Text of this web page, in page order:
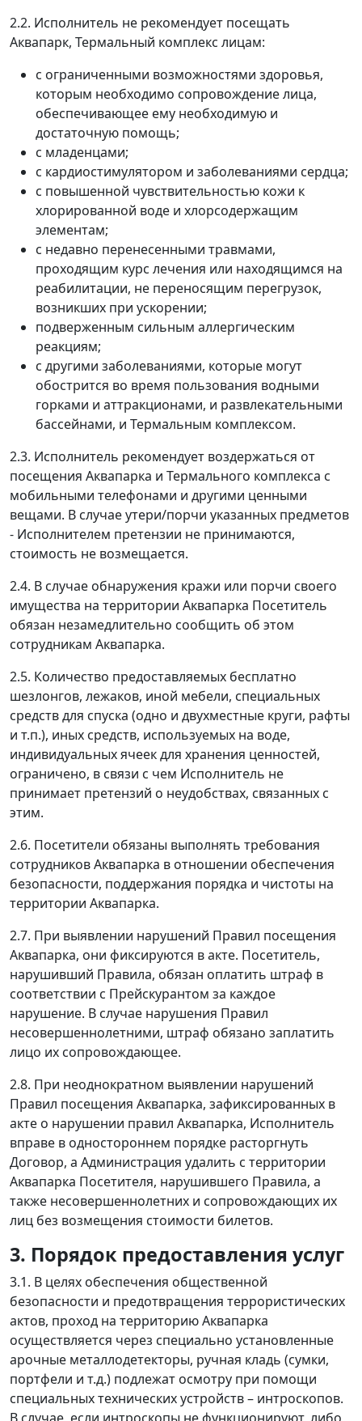
2.2. Исполнитель не рекомендует посещать
Аквапарк, Термальный комплекс лицам:
с ограниченными возможностями здоровья,
которым необходимо сопровождение лица,
обеспечивающее ему необходимую и
достаточную помощь;
с младенцами;
с кардиостимулятором и заболеваниями сердца;
с повышенной чувствительностью кожи к
хлорированной воде и хлорсодержащим
элементам;
с недавно перенесенными травмами,
проходящим курс лечения или находящимся на
реабилитации, не переносящим перегрузок,
возникших при ускорении;
подверженным сильным аллергическим
реакциям;
с другими заболеваниями, которые могут
обострится во время пользования водными
горками и аттракционами, и развлекательными
бассейнами, и Термальным комплексом.
2.3. Исполнитель рекомендует воздержаться от
посещения Аквапарка и Термального комплекса с
мобильными телефонами и другими ценными
вещами. В случае утери/порчи указанных предметов
- Исполнителем претензии не принимаются,
стоимость не возмещается.
2.4. В случае обнаружения кражи или порчи своего
имущества на территории Аквапарка Посетитель
обязан незамедлительно сообщить об этом
сотрудникам Аквапарка.
2.5. Количество предоставляемых бесплатно
шезлонгов, лежаков, иной мебели, специальных
средств для спуска (одно и двухместные круги, рафты
и т.п.), иных средств, используемых на воде,
индивидуальных ячеек для хранения ценностей,
ограничено, в связи с чем Исполнитель не
принимает претензий о неудобствах, связанных с
этим.
2.6. Посетители обязаны выполнять требования
сотрудников Аквапарка в отношении обеспечения
безопасности, поддержания порядка и чистоты на
территории Аквапарка.
2.7. При выявлении нарушений Правил посещения
Аквапарка, они фиксируются в акте. Посетитель,
нарушивший Правила, обязан оплатить штраф в
соответствии с Прейскурантом за каждое
нарушение. В случае нарушения Правил
несовершеннолетними, штраф обязано заплатить
лицо их сопровождающее.
2.8. При неоднократном выявлении нарушений
Правил посещения Аквапарка, зафиксированных в
акте о нарушении правил Аквапарка, Исполнитель
вправе в одностороннем порядке расторгнуть
Договор, а Администрация удалить с территории
Аквапарка Посетителя, нарушившего Правила, а
также несовершеннолетних и сопровождающих их
лиц без возмещения стоимости билетов.
3. Порядок предоставления услуг
3.1. В целях обеспечения общественной
безопасности и предотвращения террористических
актов, проход на территорию Аквапарка
осуществляется через специально установленные
арочные металлодетекторы, ручная кладь (сумки,
портфели и т.д.) подлежат осмотру при помощи
специальных технических устройств – интроскопов.